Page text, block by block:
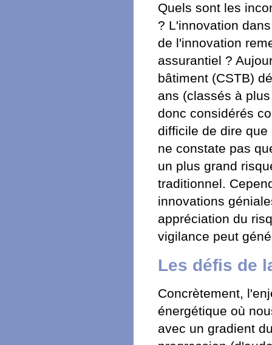
Quels sont les
? L'innovation
de l'innovation
assurantiel ?
bâtiment (CSTB)
ans (classés à
donc considérés
difficile de dire
ne constate pas
un plus grand
traditionnel.
innovations
appréciation du
vigilance peut
Les défis de
Concrètement,
énergétique où
avec un gradient